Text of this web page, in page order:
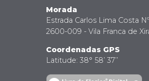
Morada
Estrada Carlos Lima Costa
2600-009 - Vila Franca de
Coordenadas GPS
Latitude: 38° 58’ 37’’